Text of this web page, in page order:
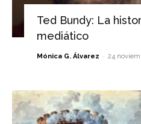
Ted Bundy: La
mediático
Mónica G. Álvarez - 24